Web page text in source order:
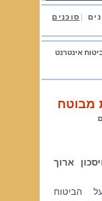
| סוכנים
אינטרנט
מבוטח
ארוך
הביטוח